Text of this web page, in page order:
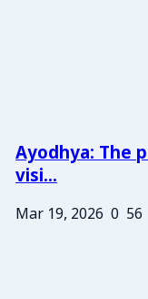
Ayodhya: The
visi...
Mar 19, 2026 0 56